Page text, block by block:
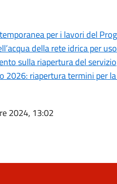
per i lavori del
della rete idrica per
sulla riapertura del servizio
2026: riapertura termini per
2024, 13:02